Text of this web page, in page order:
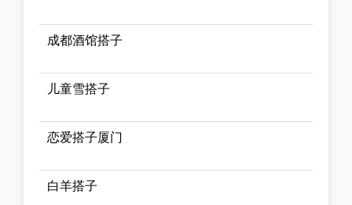
成都酒馆搭子
儿童雪搭子
恋爱搭子厦门
白羊搭子